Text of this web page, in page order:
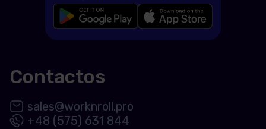
Contactos
sales@worknroll.pro
+48 (575) 631 844